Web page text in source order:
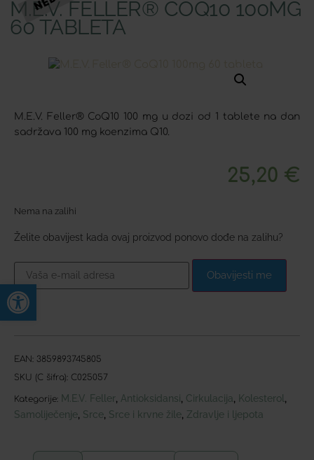
Open toolbar
M.E.V. FELLER® COQ10 100MG
60 TABLETA
M.E.V. Feller® CoQ10 100 mg u dozi od 1 tablete na dan
sadržava 100 mg koenzima Q10.
25,20 €
Nema na zalihi
Želite obavijest kada ovaj proizvod ponovo dođe na zalihu?
Obavijesti me
EAN: 3859893745805
SKU (C šifra): C025057
Kategorije: M.E.V. Feller Antioksidansi Cirkulacija Kolesterol
Samoliječenje Srce Srce i krvne žile Zdravlje i ljepota